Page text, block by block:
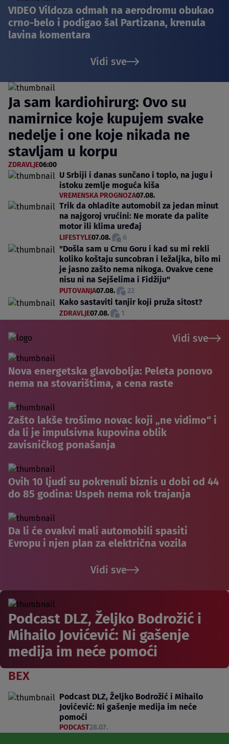
VIDEO Vildoza odmah na aerodromu obukao
crno-belo i podigao šal Partizana, krenula
lavina komentara
Vidi sve
Ja sam kardiohirurg: Ovo su
namirnice koje kupujem svake
nedelje i one koje nikada ne
stavljam u korpu
ZDRAVLJE06:00
U Srbiji i danas sunčano i toplo, na jugu i
istoku zemlje moguća kiša
VREMENSKA PROGNOZA07.08.
Trik da ohladite automobil za jedan minut
na najgoroj vrućini: Ne morate da palite
motor ili klima uređaj
LIFESTYLE07.08. 6
"Došla sam u Crnu Goru i kad su mi rekli
koliko koštaju suncobran i ležaljka, bilo mi
je jasno zašto nema nikoga. Ovakve cene
nisu ni na Sejšelima i Fidžiju"
PUTOVANJA07.08. 22
Kako sastaviti tanjir koji pruža sitost?
ZDRAVLJE07.08. 1
Vidi sve
Nova energetska glavobolja: Peleta ponovo
nema na stovarištima, a cena raste
Zašto lakše trošimo novac koji „ne vidimo“ i
da li je impulsivna kupovina oblik
zavisničkog ponašanja
Ovih 10 ljudi su pokrenuli biznis u dobi od 44
do 85 godina: Uspeh nema rok trajanja
Da li će ovakvi mali automobili spasiti
Evropu i njen plan za električna vozila
Vidi sve
Podcast DLZ, Željko Bodrožić i
Mihailo Jovićević: Ni gašenje
medija im neće pomoći
BEX
Podcast DLZ, Željko Bodrožić i Mihailo
Jovićević: Ni gašenje medija im neće
pomoći
PODCAST28.07.